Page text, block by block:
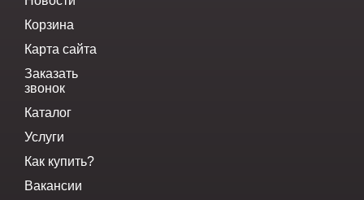
Корзина
Карта сайта
Заказать
звонок
Каталог
Услуги
Как купить?
Вакансии